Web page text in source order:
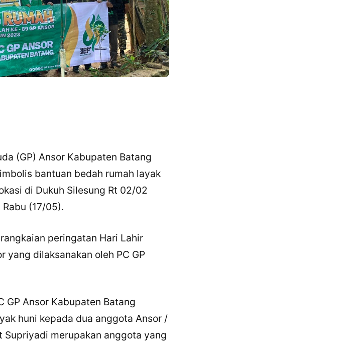
(GP) Ansor Kabupaten Batang
bantuan bedah rumah layak
di Dukuh Silesung Rt 02/02
(17/05).
peringatan Hari Lahir
yang dilaksanakan oleh PC GP
GP Ansor Kabupaten Batang
huni kepada dua anggota Ansor /
Supriyadi merupakan anggota yang